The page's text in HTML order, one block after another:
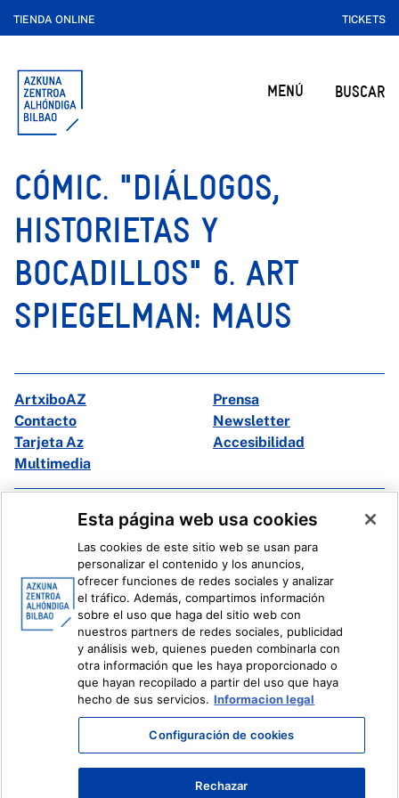
TIENDA ONLINE TICKETS
MENÚ BUSCAR
CÓMIC. "DIÁLOGOS,
HISTORIETAS Y
BOCADILLOS" 6. ART
SPIEGELMAN: MAUS
ArtxiboAZ
Prensa
Contacto
Newsletter
Tarjeta Az
Accesibilidad
Multimedia
Facebook
X
Ivoox
Información legal Sistema Interno de Información
Esta página web usa cookies
Las cookies de este sitio web se usan para
personalizar el contenido y los anuncios,
ofrecer funciones de redes sociales y analizar
el tráfico. Además, compartimos información
sobre el uso que haga del sitio web con
nuestros partners de redes sociales, publicidad
y análisis web, quienes pueden combinarla con
otra información que les haya proporcionado o
que hayan recopilado a partir del uso que haya
hecho de sus servicios. Informacion legal
Configuración de cookies
Rechazar